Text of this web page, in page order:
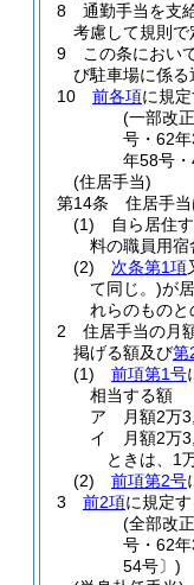
8
通勤手当を支
考慮して規則で
9
この条におい
び駐車場に係
10
前各項に規
(一部改
号・62
年58号
(住居手当)
第14条
住居手当
(1)
自ら居住
料の職員用
(2)
次条第1項
て同じ。)が
れらのもの
2
住居手当の月
掲げる額及び第
(1)
前項第1号
相当する額
ア
月額2万
イ
月額2万
ときは、1
(2)
前項第2号
3
前2項に規定
(全部改
号・62
54号〕)